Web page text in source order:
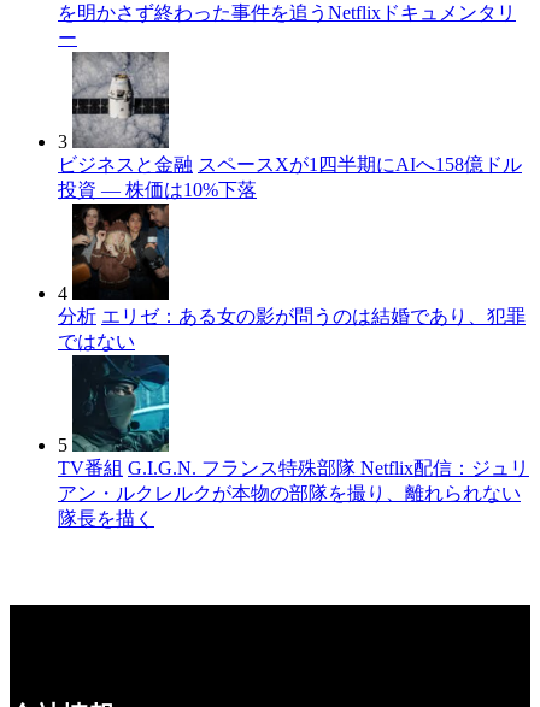
を明かさず終わった事件を追うNetflixドキュメンタリ
ー
3
ビジネスと金融 スペースXが1四半期にAIへ158億ドル
投資 — 株価は10%下落
4
分析 エリゼ：ある女の影が問うのは結婚であり、犯罪
ではない
5
TV番組 G.I.G.N. フランス特殊部隊 Netflix配信：ジュリ
アン・ルクレルクが本物の部隊を撮り、離れられない
隊長を描く